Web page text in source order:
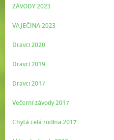
ZÁVODY 2023
VAJEČINA 2023
Dravci 2020
Dravci 2019
Dravci 2017
Večerní závody 2017
Chytá celá rodina 2017